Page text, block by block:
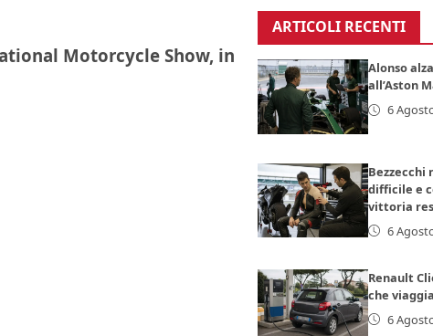
Motorcycle Show, in
ARTICOLI RECENTI
Alonso
all’Aston
6
Bezzecchi
difficile e
vittoria
6
Renault
che
6